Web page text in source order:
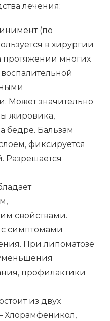
лечения:
(по
в хирургии
протяжении многих
воспалительной
Может значительно
жировика,
бедре. Бальзам
фиксируется
Разрешается
свойствами.
с симптомами
При липоматозе
профилактики
из двух
Хлорамфеникол,